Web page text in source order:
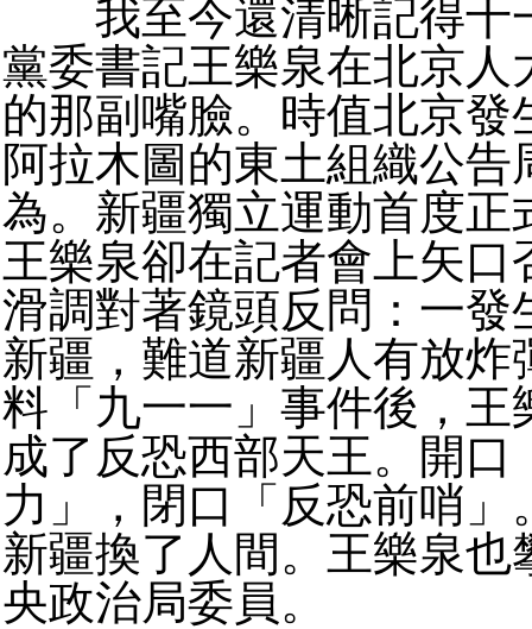
我至今還清晰記得十
黨委書記王樂泉在北京人
的那副嘴臉。時值北京發
阿拉木圖的東土組織公告
為。新疆獨立運動首度正
王樂泉卻在記者會上矢口
滑調對著鏡頭反問：一發
新疆，難道新疆人有放炸
料「九一一」事件後，王
成了反恐西部天王。開口
力」，閉口「反恐前哨」
新疆換了人間。王樂泉也
央政治局委員。